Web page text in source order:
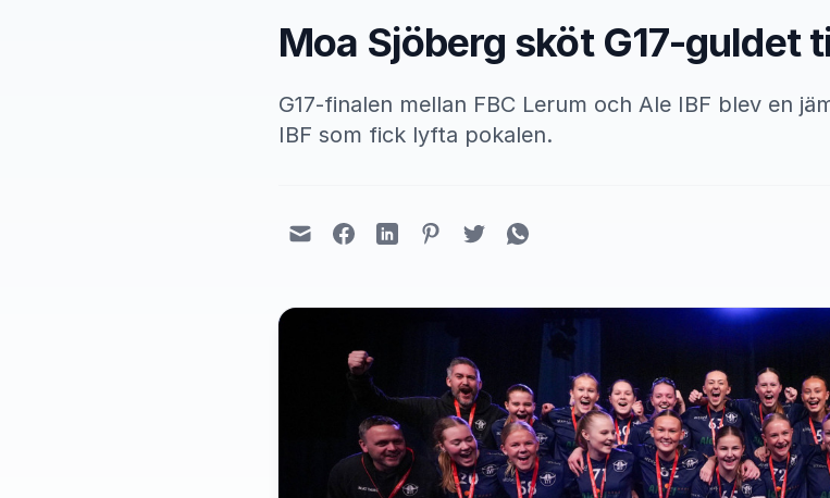
Moa Sjöberg sköt G17-guldet
G17-finalen mellan FBC Lerum och Ale IBF blev en
IBF som fick lyfta pokalen.